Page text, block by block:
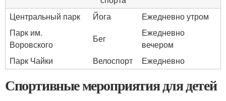
Центральный парк
Йога
Ежедневно утром
Парк им.
Воровского
Бег
Ежедневно
вечером
Парк Чайки
Велоспорт Ежедневно
Спортивные мероприятия для детей